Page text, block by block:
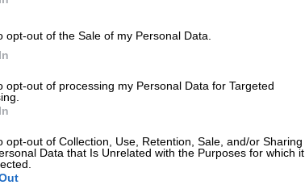
opt-out of the Sale of my Personal Data.
opt-out of processing my Personal Data for Targeted
opt-out of Collection, Use, Retention, Sale, and/or Sharing
Data that Is Unrelated with the Purposes for which it
και δεύτερη